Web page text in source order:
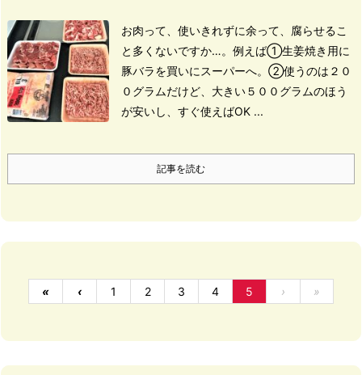
お肉って、使いきれずに余って、腐らせるこ
と多くないですか…。 例えば①生姜焼き用に
豚バラを買いにスーパーへ。 ②使うのは２０
０グラムだけど、大きい５００グラムのほう
が安いし、すぐ使えばOK ...
記事を読む
« ‹ 1 2 3 4 5 › »